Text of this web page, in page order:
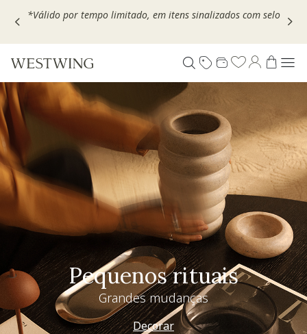
Escolha seu VOUCHER e ganhe até 30% OFF*: useMOVEL30,
Pequenos rituais
Grandes mudanças
Decorar